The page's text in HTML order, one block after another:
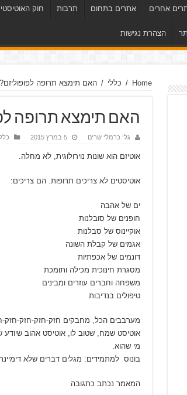
אחרים אתרים בתחום תרבות חוק
הצהרת נגישות
Home
/ כללי / האם תימצא תרופה לפופוליזם?
האם תימצא תרופה
גלי כרמלי שרים 5 במרץ 2015
אוטיזם הוא שונות נוירולוגית, לא מחלה.
אוטיסטים לא צריכים תרופות. הם צריכים:
ים של אהבה
חופנים של סובלנות
אוקיינוס של סבלנות
אגמים של קבלת השונה
דונמים של אכפתיות
מסגרת חינוכית מכילה ותומכת
משפחה וחברים עוזרים ומבינים
טיפולים בנדיבות
מערבבים הכל, מחבקים חזק-חזק-חזק-חזק-
אוטיסט שמח, שטוב לו, אוטיסט אהוב שיודע
מי שהוא.
בונוס למתמידים: מגלים דברים שלא
המאמר נכתב כתגובה